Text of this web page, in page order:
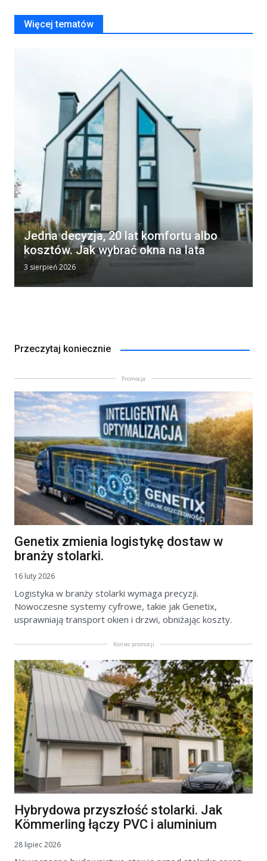
Więcej tematów
Jedna decyzja, 20 lat komfortu albo
kosztów. Jak wybrać okna na lata
3 sierpień 2026
Przeczytaj koniecznie
Promocja
Genetix zmienia logistykę dostaw w
branży stolarki.
16 luty 2026
Logistyka w branży stolarki wymaga precyzji.
Nowoczesne systemy cyfrowe, takie jak Genetix,
usprawniają transport okien i drzwi, obniżając koszty.
Koniec promocji
Hybrydowa przyszłość stolarki. Jak
Kömmerling łączy PVC i aluminium
28 lipiec 2026